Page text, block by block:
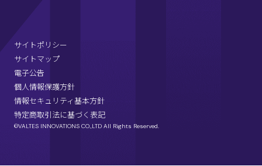
サイトポリシー
サイトマップ
電子公告
個人情報保護方針
情報セキュリティ基本方針
特定商取引法に基づく表記
©VALTES INNOVATIONS CO.,LTD All Rights Reserved.